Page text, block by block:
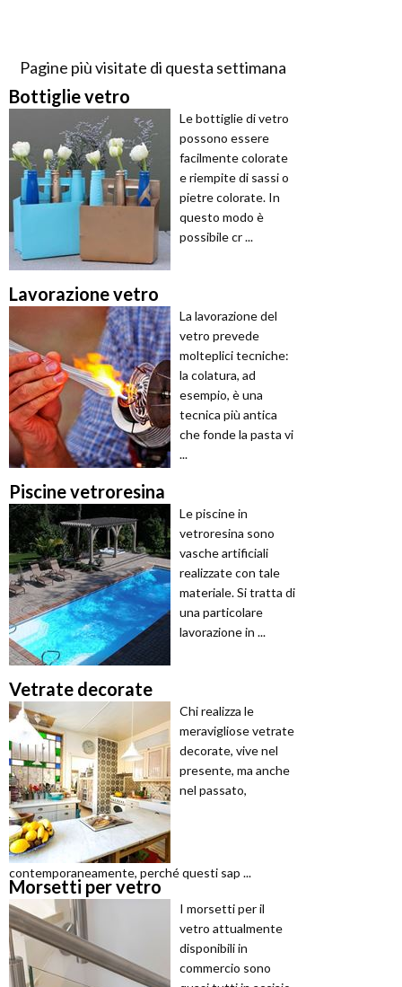
Pagine più visitate di questa settimana
Bottiglie vetro
Le bottiglie di vetro
possono essere
facilmente colorate
e riempite di sassi o
pietre colorate. In
questo modo è
possibile cr ...
Lavorazione vetro
La lavorazione del
vetro prevede
molteplici tecniche:
la colatura, ad
esempio, è una
tecnica più antica
che fonde la pasta vi
...
Piscine vetroresina
Le piscine in
vetroresina sono
vasche artificiali
realizzate con tale
materiale. Si tratta di
una particolare
lavorazione in ...
Vetrate decorate
Chi realizza le
meravigliose vetrate
decorate, vive nel
presente, ma anche
nel passato,
contemporaneamente, perché questi sap ...
Morsetti per vetro
I morsetti per il
vetro attualmente
disponibili in
commercio sono